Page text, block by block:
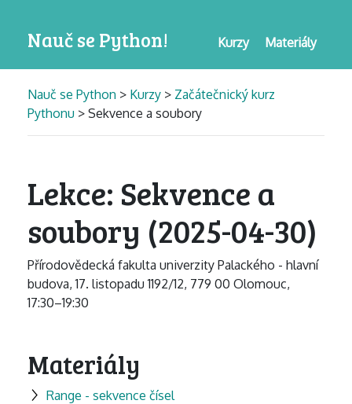
Nauč se Python! Materiály
Kurzy
Nauč se Python > Kurzy > Začátečnický kurz
Pythonu > Sekvence a soubory
Lekce: Sekvence a
soubory (2025-04-30)
Přírodovědecká fakulta univerzity Palackého - hlavní
budova, 17. listopadu 1192/12, 779 00 Olomouc,
17:30–19:30
Materiály
Range - sekvence čísel